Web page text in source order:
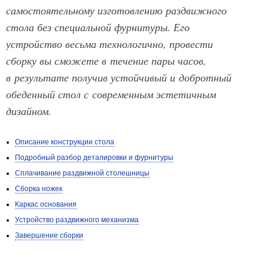
самостоятельному изготовлению раздвижного
стола без специальной фурнитуры. Его
устройство весьма технологично, провести
сборку вы сможете в течение пары часов,
в результате получив устойчивый и добротный
обеденный стол с современным эстетичным
дизайном.
Описание конструкции стола
Подробный разбор деталировки и фурнитуры
Сплачивание раздвижной столешницы
Сборка ножек
Каркас основания
Устройство раздвижного механизма
Завершение сборки